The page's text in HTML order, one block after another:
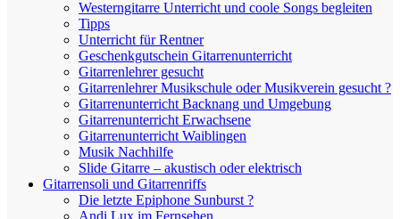
Westerngitarre Unterricht und coole Songs begleiten
Tipps
Unterricht für Rentner
Geschenkgutschein Gitarrenunterricht
Gitarrenlehrer gesucht
Gitarrenlehrer Musikschule oder Musikverein gesucht ?
Gitarrenunterricht Backnang und Umgebung
Gitarrenunterricht Erwachsene
Gitarrenunterricht Waiblingen
Musik Nachhilfe
Slide Gitarre – akustisch oder elektrisch
Gitarrensoli und Gitarrenriffs
Die letzte Epiphone Sunburst ?
Andi Lux im Fernsehen